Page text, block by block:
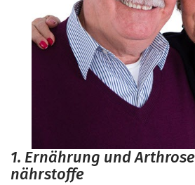
1. Ernährung und
nährstoffe